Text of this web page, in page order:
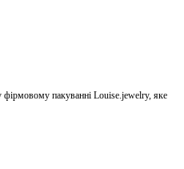
пакуванні Louise.jewelry, яке